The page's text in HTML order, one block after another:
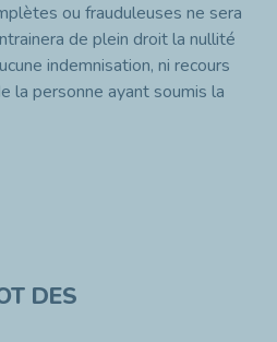
ou frauduleuses ne sera
de plein droit la nullité
indemnisation, ni recours
la personne ayant soumis la
DES